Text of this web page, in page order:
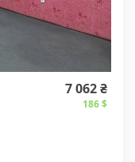
7 062 ₴
186 $